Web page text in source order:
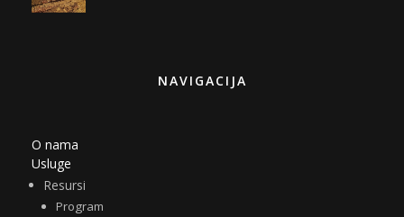
NAVIGACIJA
O nama
Usluge
Resursi
Program